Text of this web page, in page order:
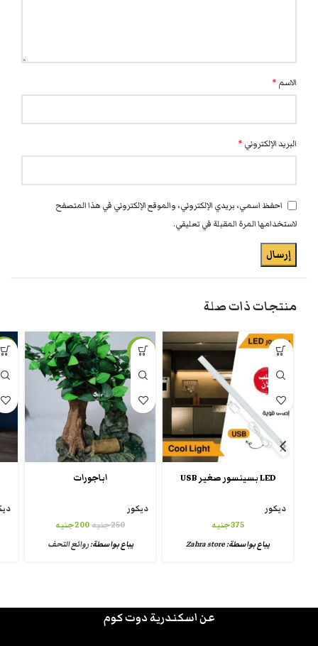
الاسم *
البريد الإلكتروني *
احفظ اسمي، بريدي الإلكتروني، والموقع الإلكتروني في هذا المتصفح
لاستخدامها المرة المقبلة في تعليقي.
منتجات ذات صلة
LED بسينسور صغير USB
ديكور
375جنيه
يباع بواسطة:Zahra store
-20%
اباجورات
ديكور
250جنيه200جنيه
يباع بواسطة:روائع التحف
عن اسكندرية دوت كوم